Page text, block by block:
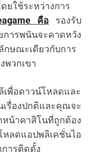
ยใช้ระหว่างการ
คือ รองรับ
ารพนันจะคาดหวัง
ษณะเดียวกับการ
พวกเขา
พื่อดาวน์โหลดและ
เรื่องปกติและคุณจะ
น้าคาสิโนที่ถูกต้อง
ลดแอปพลิเคชั่นไอ
ารติดตั้ง